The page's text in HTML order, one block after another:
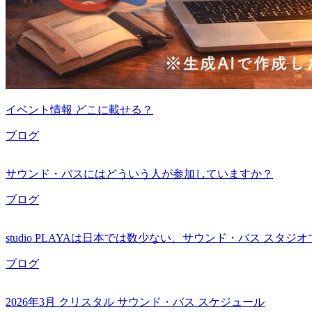
イベント情報 どこに載せる？
ブログ
サウンド・バスにはどういう人が参加していますか？
ブログ
studio PLAYAは日本では数少ない、サウンド・バス スタジオ
ブログ
2026年3月 クリスタル サウンド・バス スケジュール